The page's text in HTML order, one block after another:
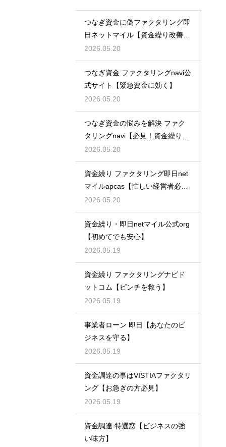
つなぎ資金に偽ファクタリング即
日ネットマイル【資金繰り改善に
最適】
2026.05.20
つなぎ資金 ファクタリングnavi公
式サイト【緊急資金に効く】
2026.05.20
つなぎ資金の悩みを解決 ファク
タリングnavi【必見！資金繰り対
策】
2026.05.20
資金繰り ファクタリング即日net
マイルapcas【忙しい経営者必
見】
2026.05.20
資金繰り・即日netマイル公式org
【初めてでも安心】
2026.05.19
資金繰り ファクタリングナビド
ットコム【ピンチを救う】
2026.05.19
事業者ローン 即日【あなたのビ
ジネスを守る】
2026.05.19
資金調達の事はVISTIAファクタリ
ング【お急ぎの方必見】
2026.05.19
資金調達 特選窓【ビジネスの強
い味方】